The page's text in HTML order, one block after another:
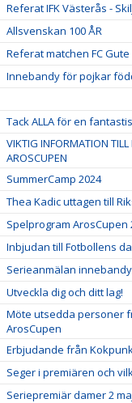
Referat IFK Västerås -
Allsvenskan 100 ÅR
Referat matchen FC Gute
Innebandy för pojkar
Tack ALLA för en
VIKTIG INFORMATION
AROSCUPEN
SummerCamp 2024
Thea Kadic uttagen till
Spelprogram ArosCupen
Inbjudan till Fotbollens
Serieanmälan
Utveckla dig och ditt lag!
Möte utsedda personer
ArosCupen
Erbjudande från
Seger i premiären och
Seriepremiär damer 2